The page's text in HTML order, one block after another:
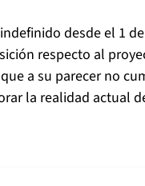
desde el 1
respecto al
a su parecer no
la realidad actual